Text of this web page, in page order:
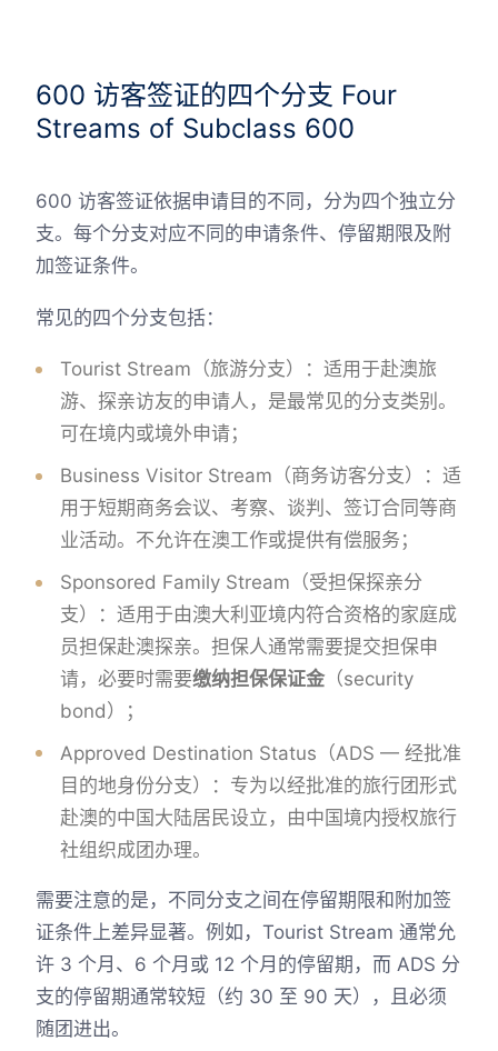
600 访客签证的四个分支 Four
Streams of Subclass 600
600 访客签证依据申请目的不同，分为四个独立分
支。每个分支对应不同的申请条件、停留期限及附
加签证条件。
常见的四个分支包括：
Tourist Stream（旅游分支）：适用于赴澳旅
游、探亲访友的申请人，是最常见的分支类别。
可在境内或境外申请；
Business Visitor Stream（商务访客分支）：适
用于短期商务会议、考察、谈判、签订合同等商
业活动。不允许在澳工作或提供有偿服务；
Sponsored Family Stream（受担保探亲分
支）：适用于由澳大利亚境内符合资格的家庭成
员担保赴澳探亲。担保人通常需要提交担保申
请，必要时需要缴纳担保保证金（security
bond）；
Approved Destination Status（ADS — 经批准
目的地身份分支）：专为以经批准的旅行团形式
赴澳的中国大陆居民设立，由中国境内授权旅行
社组织成团办理。
需要注意的是，不同分支之间在停留期限和附加签
证条件上差异显著。例如，Tourist Stream 通常允
许 3 个月、6 个月或 12 个月的停留期，而 ADS 分
支的停留期通常较短（约 30 至 90 天），且必须
随团进出。